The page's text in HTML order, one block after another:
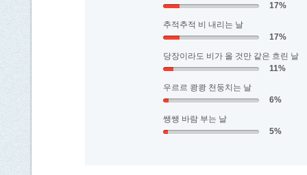
17%
추적추적 비 내리는 날
17%
당장이라도 비가 올 것만 같은 흐린 날
11%
우르르 쾅쾅 천둥치는 날
6%
쌩쌩 바람 부는 날
5%